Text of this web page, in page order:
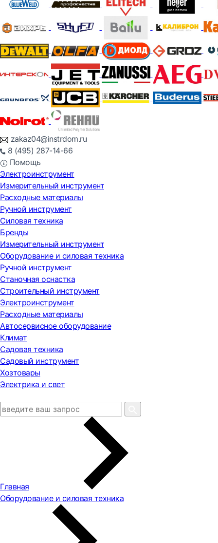
zakaz04@instrdom.ru
8 (495) 287-14-66
Помощь
Электроинструмент
Измерительный инструмент
Расходные материалы
Ручной инструмент
Силовая техника
Бренды
Измерительный инструмент
Оборудование и силовая техника
Ручной инструмент
Станочная оснастка
Строительный инструмент
Электроинструмент
Расходные материалы
Автосервисное оборудование
Климат
Садовая техника
Садовый инструмент
Хозтовары
Электрика и свет
Главная
Оборудование и силовая техника